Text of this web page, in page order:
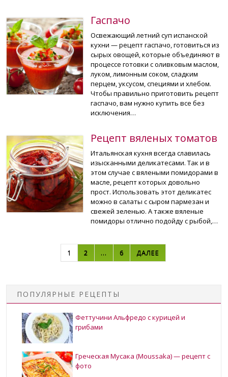
Гаспачо
Освежающий летний суп испанской
кухни — рецепт гаспачо, готовиться из
сырых овощей, которые объединяют в
процессе готовки с оливковым маслом,
луком, лимонным соком, сладким
перцем, уксусом, специями и хлебом.
Чтобы правильно приготовить рецепт
гаспачо, вам нужно купить все без
исключения…
Рецепт вяленых томатов
Итальянская кухня всегда славилась
изысканными деликатесами. Так и в
этом случае с вялеными помидорами в
масле, рецепт которых довольно
прост. Использовать этот деликатес
можно в салаты с сыром пармезан и
свежей зеленью. А также вяленые
помидоры отлично подойду с рыбой,…
НАВИГАЦИЯ ПО ЗАПИСЯМ
1 2 … 6 ДАЛЕЕ
ПОПУЛЯРНЫЕ РЕЦЕПТЫ
Феттучини Альфредо с курицей и
грибами
Греческая Мусака (Moussaka) — рецепт с
фото